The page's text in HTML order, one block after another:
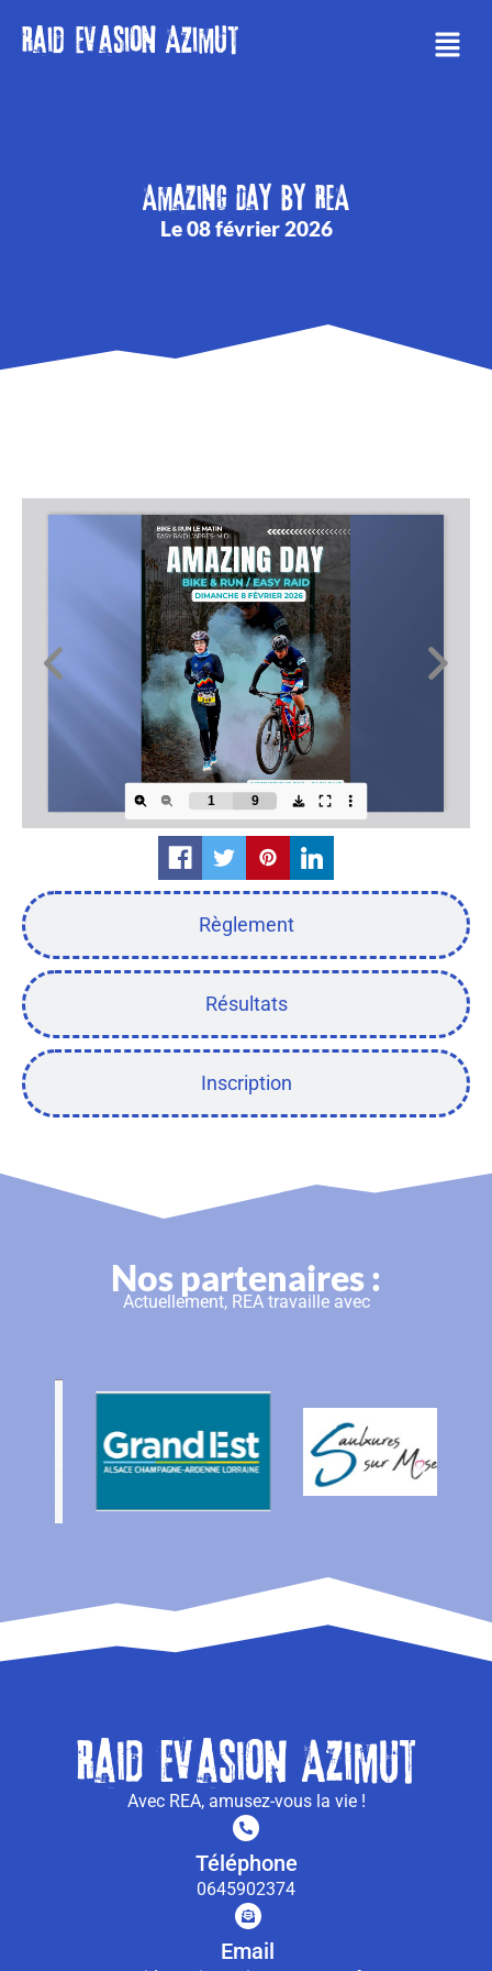
Raid evasion Azimut
Amazing Day by REA
Le 08 février 2026
Règlement
Résultats
Inscription
Nos partenaires :
Actuellement, REA travaille avec
Raid evasion Azimut
Avec REA, amusez-vous la vie !
Téléphone
0645902374
Email